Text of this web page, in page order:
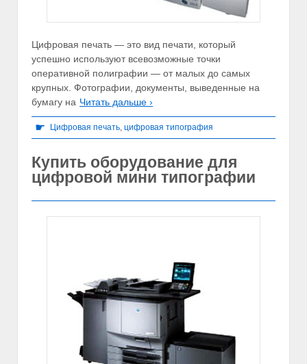
Цифровая печать — это вид печати, который
успешно используют всевозможные точки
оперативной полиграфии — от малых до самых
крупных. Фотографии, документы, выведенные на
бумагу на Читать дальше ›
☛ Цифровая печать, цифровая типография
Купить оборудование для
цифровой мини типографии